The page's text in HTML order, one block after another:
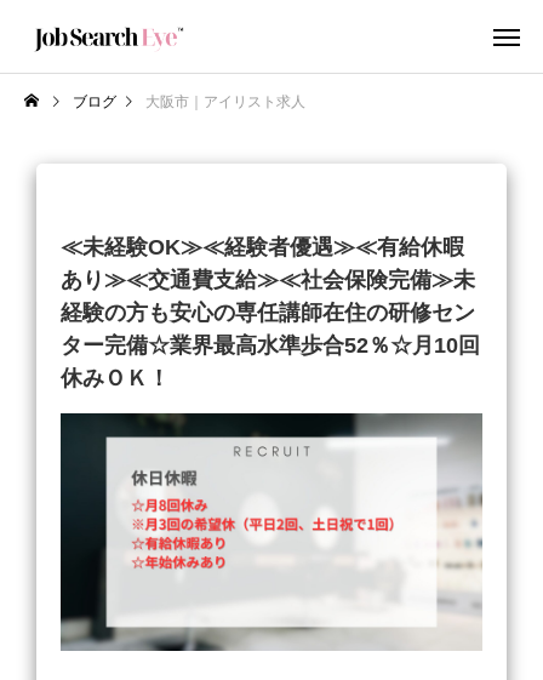
ブログ 大阪市｜アイリスト求人
≪未経験OK≫≪経験者優遇≫≪有給休暇
あり≫≪交通費支給≫≪社会保険完備≫未
経験の方も安心の専任講師在住の研修セン
ター完備☆業界最高水準歩合52％☆月10回
休みＯＫ！